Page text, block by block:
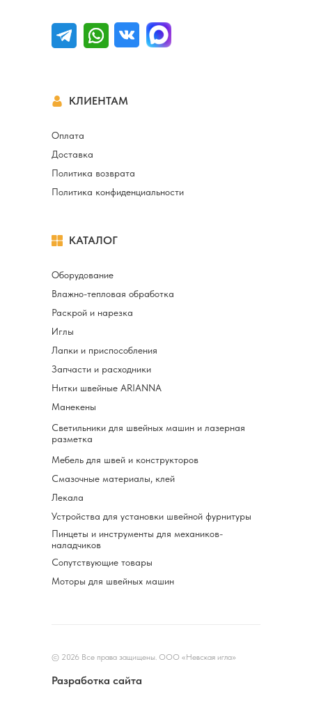
КАТАЛОГ
КЛИЕНТАМ
Оборудование
Лапки и приспособления
Светильники для швейных машин и лазерная
разметка
Раскрой и нарезка
Нитки швейные ARIANNA
Смазочные материалы, клей
Влажно-тепловая обработка
Запчасти и расходники
Мебель для швей и конструкторов
Иглы
Манекены
Лекала
Устройства для установки швейной фурнитуры
Пинцеты и инструменты для механиков-
наладчиков
Сопутствующие товары
Моторы для швейных машин
Оплата
Политика возврата
Доставка
Политика конфиденциальности
© 2026 Все права защищены. ООО «Невская игла»
Разработка сайта